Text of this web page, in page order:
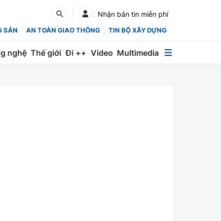
Nhận bản tin miễn phí
SẢN AN TOÀN GIAO THÔNG TIN BỘ XÂY DỰNG
nghệ Thế giới Đi ++ Video Multimedia